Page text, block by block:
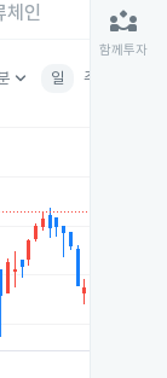
체인
keyboard_arrow_down 일 주
partner_exchange
함께투자